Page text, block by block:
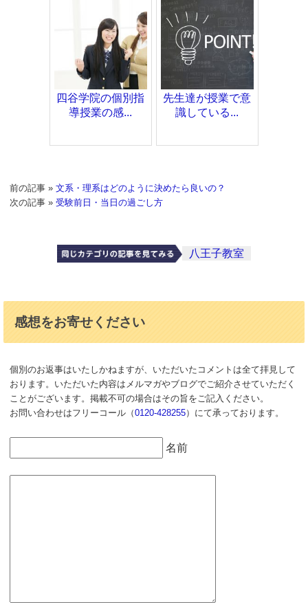
四谷学院の個別指
導授業の感...
先生達が授業で意
識している...
前の記事 »文系・理系はどのように決めたら良いの？
次の記事 »受験前日・当日の過ごし方
八王子教室
感想をお寄せください
個別のお返事はいたしかねますが、いただいたコメントは全て拝見して
おります。いただいた内容はメルマガやブログでご紹介させていただく
ことがございます。掲載不可の場合はその旨をご記入ください。
お問い合わせはフリーコール（0120-428255）にて承っております。
名前